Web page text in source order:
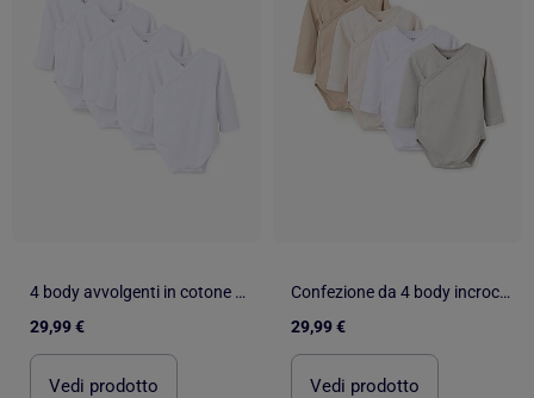
4 body avvolgenti in cotone spazzolato
29,99 €
Vedi prodotto
Confezione da 4 body incrociati spazzolati
29,99 €
Vedi prodotto